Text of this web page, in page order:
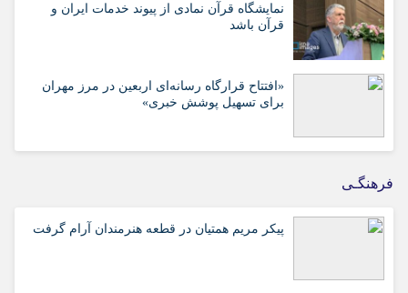
نمایشگاه قرآن نمادی از پیوند خدمات ایران و
قرآن باشد
«افتتاح قرارگاه رسانه‌ای اربعین در مرز مهران
برای تسهیل پوشش خبری»
فرهنگـی
پیکر مریم همتیان در قطعه هنرمندان آرام گرفت